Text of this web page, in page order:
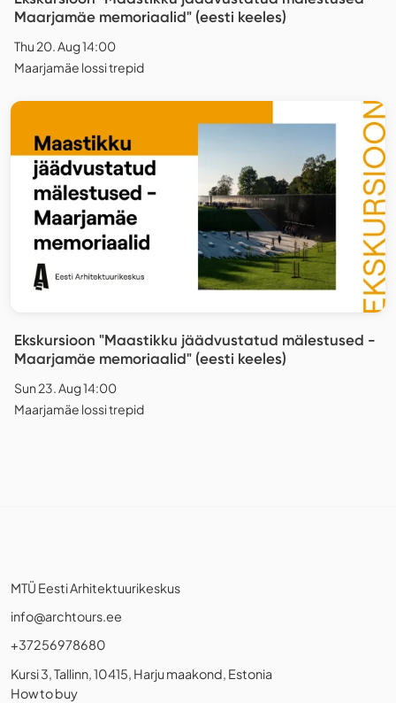
Maarjamäe memoriaalid" (eesti keeles)
Thu 20. Aug 14:00
Maarjamäe lossi trepid
Ekskursioon "Maastikku jäädvustatud mälestused -
Maarjamäe memoriaalid" (eesti keeles)
Sun 23. Aug 14:00
Maarjamäe lossi trepid
MTÜ Eesti Arhitektuurikeskus
info@archtours.ee
+37256978680
Kursi 3, Tallinn, 10415, Harju maakond, Estonia
How to buy